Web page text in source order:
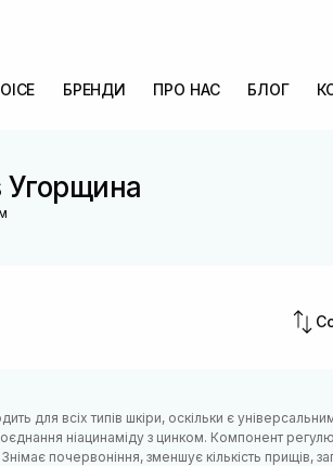
БРЕНДИ ПРО НАС БЛОГ
Угорщина
для всіх типів шкіри, оскільки є
ніацинаміду з цинком. Компонент
почервоніння, зменшує кількість прищів,